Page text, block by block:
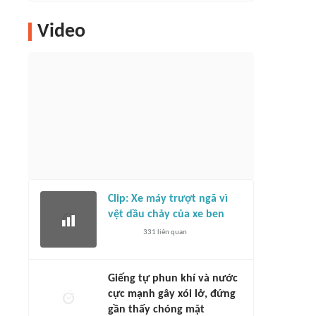
Video
Clip: Xe máy trượt ngã vì
vệt dầu chảy của xe ben
331 liên quan
Giếng tự phun khí và nước
cực mạnh gây xói lở, đứng
gần thấy chóng mặt